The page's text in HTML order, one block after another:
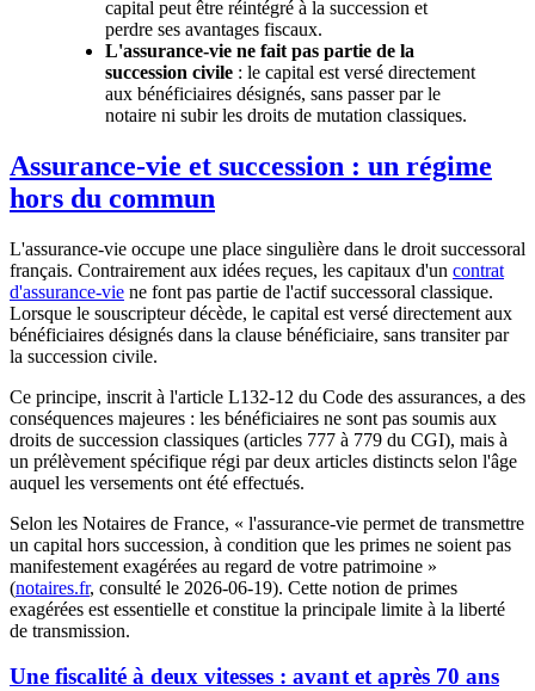
capital peut être réintégré à la succession et
perdre ses avantages fiscaux.
L'assurance-vie ne fait pas partie de la
succession civile : le capital est versé directement
aux bénéficiaires désignés, sans passer par le
notaire ni subir les droits de mutation classiques.
Assurance-vie et succession : un régime
hors du commun
L'assurance-vie occupe une place singulière dans le droit successoral
français. Contrairement aux idées reçues, les capitaux d'un contrat
d'assurance-vie ne font pas partie de l'actif successoral classique.
Lorsque le souscripteur décède, le capital est versé directement aux
bénéficiaires désignés dans la clause bénéficiaire, sans transiter par
la succession civile.
Ce principe, inscrit à l'article L132-12 du Code des assurances, a des
conséquences majeures : les bénéficiaires ne sont pas soumis aux
droits de succession classiques (articles 777 à 779 du CGI), mais à
un prélèvement spécifique régi par deux articles distincts selon l'âge
auquel les versements ont été effectués.
Selon les Notaires de France, « l'assurance-vie permet de transmettre
un capital hors succession, à condition que les primes ne soient pas
manifestement exagérées au regard de votre patrimoine »
(notaires.fr, consulté le 2026-06-19). Cette notion de primes
exagérées est essentielle et constitue la principale limite à la liberté
de transmission.
Une fiscalité à deux vitesses : avant et après 70 ans